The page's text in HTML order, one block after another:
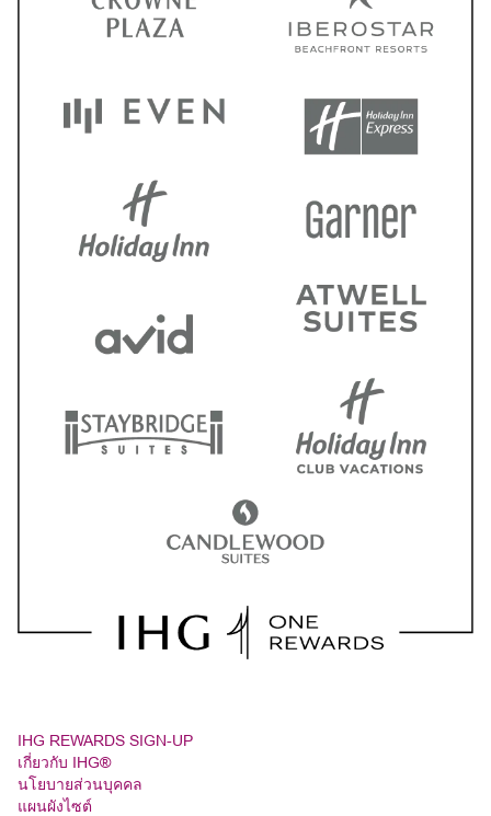
IHG REWARDS SIGN-UP
เกี่ยวกับ IHG®
นโยบายส่วนบุคคล
แผนผังไซต์